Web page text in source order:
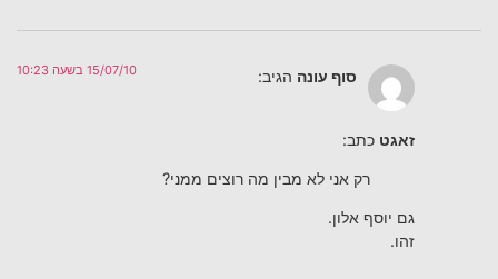
סוף עונה הגיב: 15/07/10 בשעה 10:23
זאגט כתב:
רק אני לא מבין מה רוצים ממני?
גם יוסף אלון.
זהו.